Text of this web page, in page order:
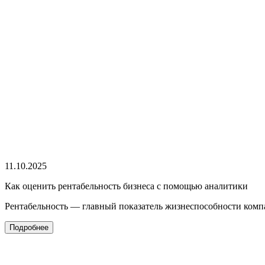
11.10.2025
Как оценить рентабельность бизнеса с помощью аналитики
Рентабельность — главный показатель жизнеспособности
Подробнее